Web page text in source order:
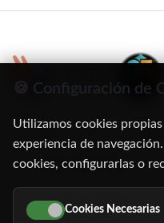
C/ Oruro, 11.
91 345 06 26
616 113 103
🍪 Configuración de
Utilizamos cookies
experiencia de
cookies, configurarlas o
Cookies Necesarias